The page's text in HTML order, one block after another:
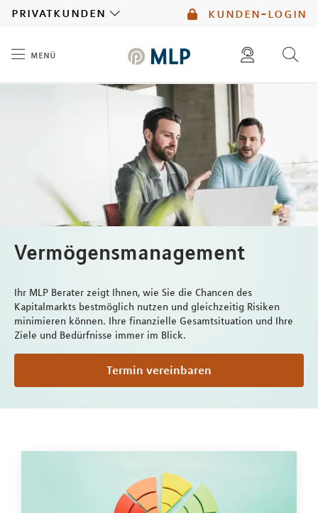
kunden-login
privatkunden
menü
diese website durchsuchen
mlp berater finden
Vermögensmanagement
Ihr MLP Berater zeigt Ihnen, wie Sie die Chancen des
Kapitalmarkts bestmöglich nutzen und gleichzeitig Risiken
minimieren können. Ihre finanzielle Gesamtsituation und Ihre
Ziele und Bedürfnisse immer im Blick.
Termin vereinbaren